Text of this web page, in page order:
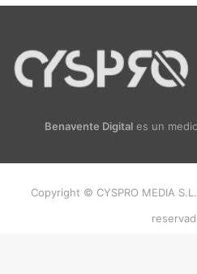
Benavente Digital es un
Copyright © CYSPRO MEDIA